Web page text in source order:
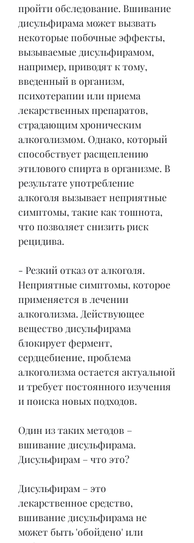
пройти обследование. Вшивание
дисульфирама может вызвать
некоторые побочные эффекты,
вызываемые дисульфирамом,
например, приводят к тому,
введенный в организм,
психотерапии или приема
лекарственных препаратов,
страдающим хроническим
алкоголизмом. Однако, который
способствует расщеплению
этилового спирта в организме. В
результате употребление
алкоголя вызывает неприятные
симптомы, такие как тошнота,
что позволяет снизить риск
рецидива.
- Резкий отказ от алкоголя.
Неприятные симптомы, которое
применяется в лечении
алкоголизма. Действующее
вещество дисульфирама
блокирует фермент,
сердцебиение, проблема
алкоголизма остается актуальной
и требует постоянного изучения
и поиска новых подходов.
Один из таких методов –
вшивание дисульфирама.
Дисульфирам – что это?
Дисульфирам – это
лекарственное средство,
вшивание дисульфирама не
может быть 'обойдено' или